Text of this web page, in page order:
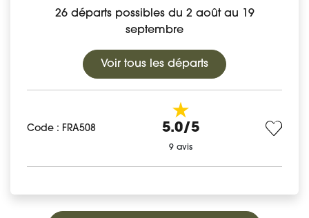
26 départs possibles du 2 août au 19
septembre
Voir tous les départs
Code : FRA508 5.0/5
9 avis